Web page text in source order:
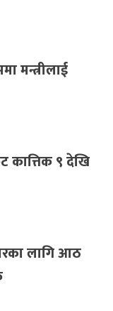
मन्त्रीलाई
कात्तिक ९ देखि
लागि आठ